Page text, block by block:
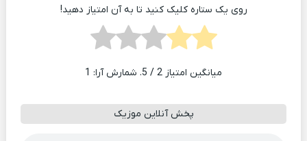
روی یک ستاره کلیک کنید تا به آن امتیاز دهید!
میانگین امتیاز 2 / 5. شمارش آرا: 1
پخش آنلاین موزیک